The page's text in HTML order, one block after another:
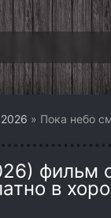
» Пока небо
фильм
в